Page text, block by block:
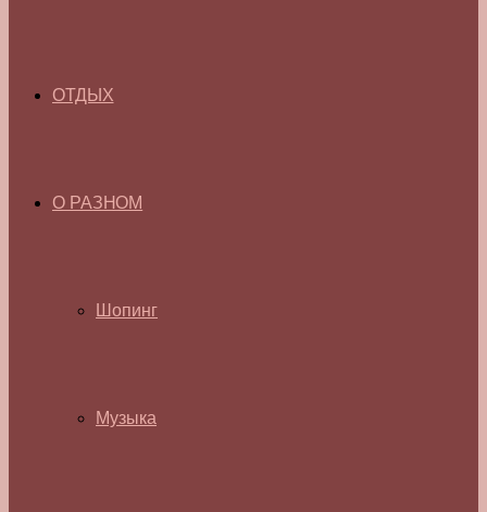
ОТДЫХ
О РАЗНОМ
Шопинг
Музыка